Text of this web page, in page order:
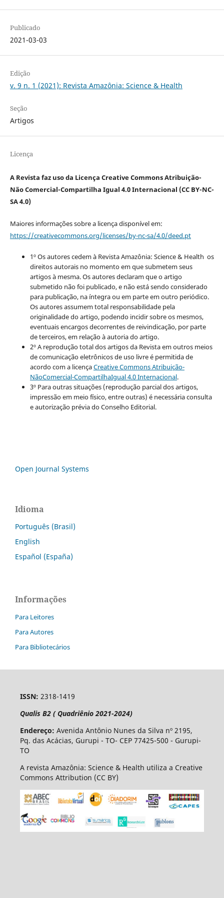
Publicado
2021-03-03
Edição
v. 9 n. 1 (2021): Revista Amazônia: Science & Health
Seção
Artigos
Licença
A Revista faz uso da Licença Creative Commons Atribuição-
Não Comercial-Compartilha Igual 4.0 Internacional (CC BY-NC-
SA 4.0)
Maiores informações sobre a licença disponível em:
https://creativecommons.org/licenses/by-nc-sa/4.0/deed.pt
1º Os autores cedem à Revista Amazônia: Science & Health os
direitos autorais no momento em que submetem seus
artigos à mesma. Os autores declaram que o artigo
submetido não foi publicado, e não está sendo considerado
para publicação, na íntegra ou em parte em outro periódico.
Os autores assumem total responsabilidade pela
originalidade do artigo, podendo incidir sobre os mesmos,
eventuais encargos decorrentes de reivindicação, por parte
de terceiros, em relação à autoria do artigo.
2º A reprodução total dos artigos da Revista em outros meios
de comunicação eletrônicos de uso livre é permitida de
acordo com a licençaCreative Commons Atribuição-
NãoComercial-CompartilhaIgual 4.0 Internacional.
3º Para outras situações (reprodução parcial dos artigos,
impressão em meio físico, entre outras) é necessária consulta
e autorização prévia do Conselho Editorial.
Open Journal Systems
Idioma
Português (Brasil)
English
Español (España)
Informações
Para Leitores
Para Autores
Para Bibliotecários
ISSN: 2318-1419
Qualis B2 ( Quadriênio 2021-2024)
Endereço: Avenida Antônio Nunes da Silva nº 2195,
Pq. das Acácias, Gurupi - TO- CEP 77425-500 - Gurupi-
TO
A revista Amazônia: Science & Health utiliza a Creative
Commons Attribution (CC BY)